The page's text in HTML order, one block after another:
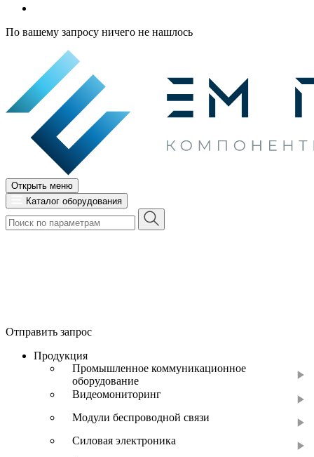
По вашему запросу ничего не нашлось
Открыть меню
Каталог оборудования
Отправить запрос
Продукция
Промышленное коммуникационное
оборудование
Видеомониторинг
Модули беспроводной связи
Силовая электроника